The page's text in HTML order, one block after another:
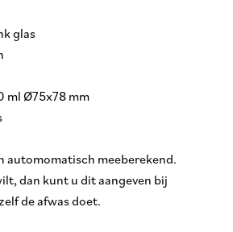
REGELAAR
glas
ml Ø75x78 mm
automomatisch meeberekend.
dan kunt u dit aangeven bij
de afwas doet.